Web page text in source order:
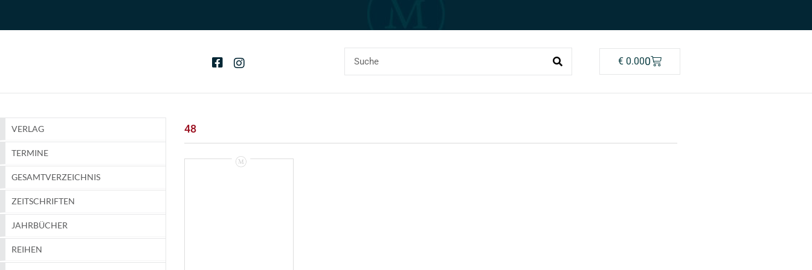
€0.000
VERLAG
TERMINE
GESAMTVERZEICHNIS
ZEITSCHRIFTEN
JAHRBÜCHER
REIHEN
48